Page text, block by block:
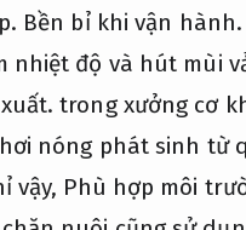
Bền bỉ khi vận hành.
nhiệt độ và hút mùi
trong xưởng cơ
nóng phát sinh từ
vậy, Phù hợp môi